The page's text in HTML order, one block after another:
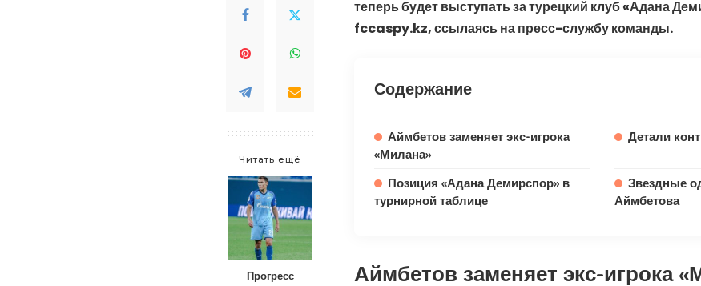
Читать ещё
Прогресс
теперь будет выступать за турецкий клуб «Адана
fccaspy.kz, ссылаясь на пресс-службу команды.
Содержание
Аймбетов заменяет экс-игрока
«Милана»
Детали
Позиция «Адана Демирспор» в
турнирной таблице
Звездные
Аймбетова
Аймбетов заменяет экс-игрока